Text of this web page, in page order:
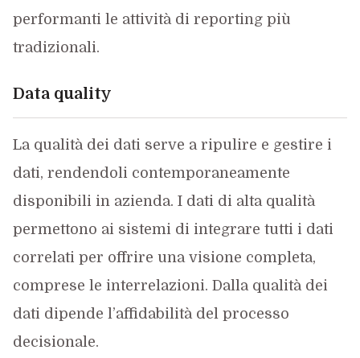
performanti le attività di reporting più
tradizionali.
Data quality
La qualità dei dati serve a ripulire e gestire i
dati, rendendoli contemporaneamente
disponibili in azienda. I dati di alta qualità
permettono ai sistemi di integrare tutti i dati
correlati per offrire una visione completa,
comprese le interrelazioni. Dalla qualità dei
dati dipende l’affidabilità del processo
decisionale.